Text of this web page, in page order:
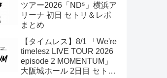
ツアー2026「ND⁵」横浜ア
リーナ 初日 セトリ＆レポ
まとめ
【タイムレス】8/1 「We're
timelesz LIVE TOUR 2026
episode 2 MOMENTUM」
大阪城ホール 2日目 セトリ